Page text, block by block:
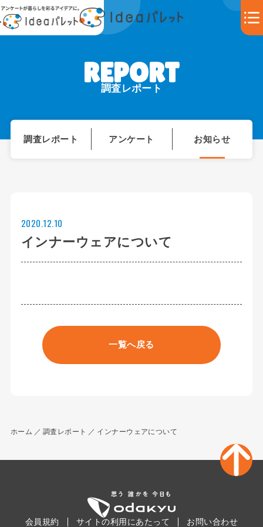
調査レポート
調査レポート アンケート お知らせ
インナーウェアについて
2020.12.10
一覧へ戻る
ホーム 調査レポート インナーウェアについて
会員規約 サイトの利用にあたって お問い合わせ